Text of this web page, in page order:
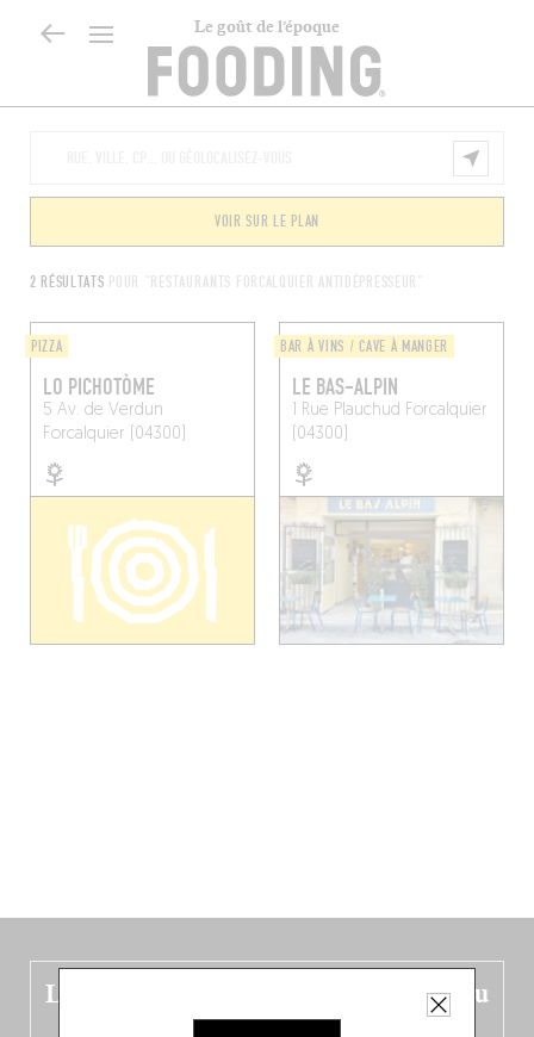
Le goût de l’époque
2 RÉSULTATS POUR "RESTAURANTS FORCALQUIER ANTIDÉPRESSEUR"
VOIR SUR LE PLAN
PIZZA
LO PICHOTÒME
5 Av. de Verdun
Forcalquier (04300)
BAR À VINS / CAVE À MANGER
LE BAS-ALPIN
1 Rue Plauchud Forcalquier
(04300)
Le nouveau guide Belgique est sorti du
four !